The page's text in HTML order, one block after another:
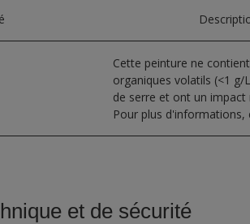
Cette peinture ne
organiques volatils (<1 g/
de serre et ont un
Pour plus
et de sécurité